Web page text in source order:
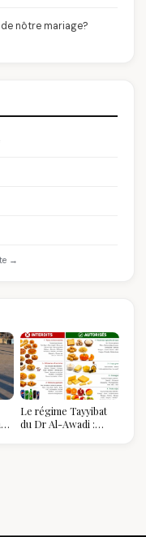
nôtre mariage?
→
Le régime Tayyibat
du Dr Al-Awadi :